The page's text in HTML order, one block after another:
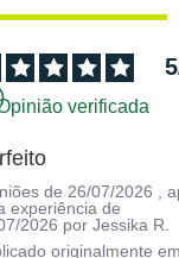
5
verificada
de 26/07/2026
,
experiência de
2026 porJessika R.
originalmente